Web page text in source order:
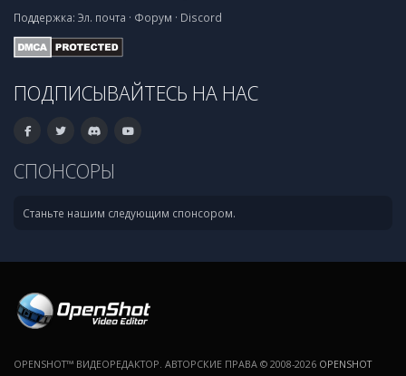
Поддержка: Эл. почта · Форум · Discord
ПОДПИСЫВАЙТЕСЬ НА НАС
СПОНСОРЫ
Станьте нашим следующим спонсором.
OPENSHOT™ ВИДЕОРЕДАКТОР. АВТОРСКИЕ ПРАВА © 2008-2026 OPENSHOT